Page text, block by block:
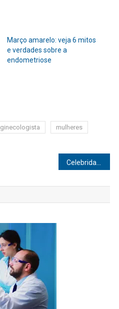
Março amarelo: veja 6 mitos
e verdades sobre a
endometriose
ginecologista
mulheres
Celebridades como Gloria Pires, Fafá de Belém e Meryl Streep assumem os cabelos brancos e ditam tendência